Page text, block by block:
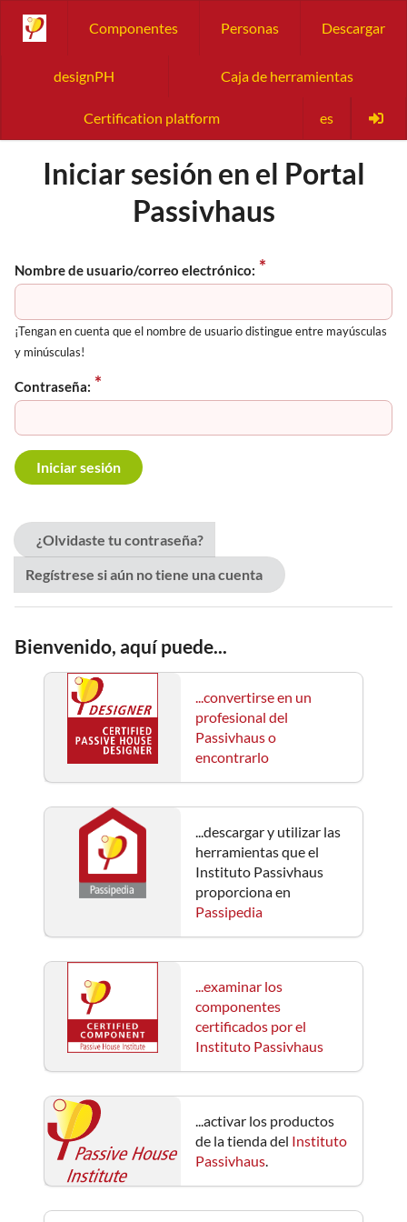
Componentes Personas Descargar
designPH Caja de herramientas
Certification platform es
Iniciar sesión en el Portal
Passivhaus
Nombre de usuario/correo electrónico:
¡Tengan en cuenta que el nombre de usuario distingue entre mayúsculas
y minúsculas!
Contraseña:
¿Olvidaste tu contraseña?
Regístrese si aún no tiene una cuenta
Bienvenido, aquí puede...
...convertirse en un
profesional del
Passivhaus o
encontrarlo
...descargar y utilizar las
herramientas que el
Instituto Passivhaus
proporciona en
Passipedia
...examinar los
componentes
certificados por el
Instituto Passivhaus
...activar los productos
de la tienda del Instituto
Passivhaus.